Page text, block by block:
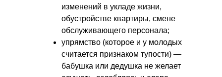
изменений в укладе жизни,
обустройстве квартиры, смене
обслуживающего персонала;
упрямство (которое и у молодых
считается признаком тупости) —
бабушка или дедушка не желает